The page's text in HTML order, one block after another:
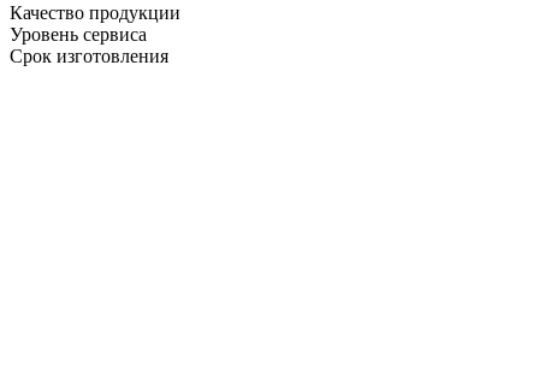
Качество продукции
Уровень сервиса
Срок изготовления